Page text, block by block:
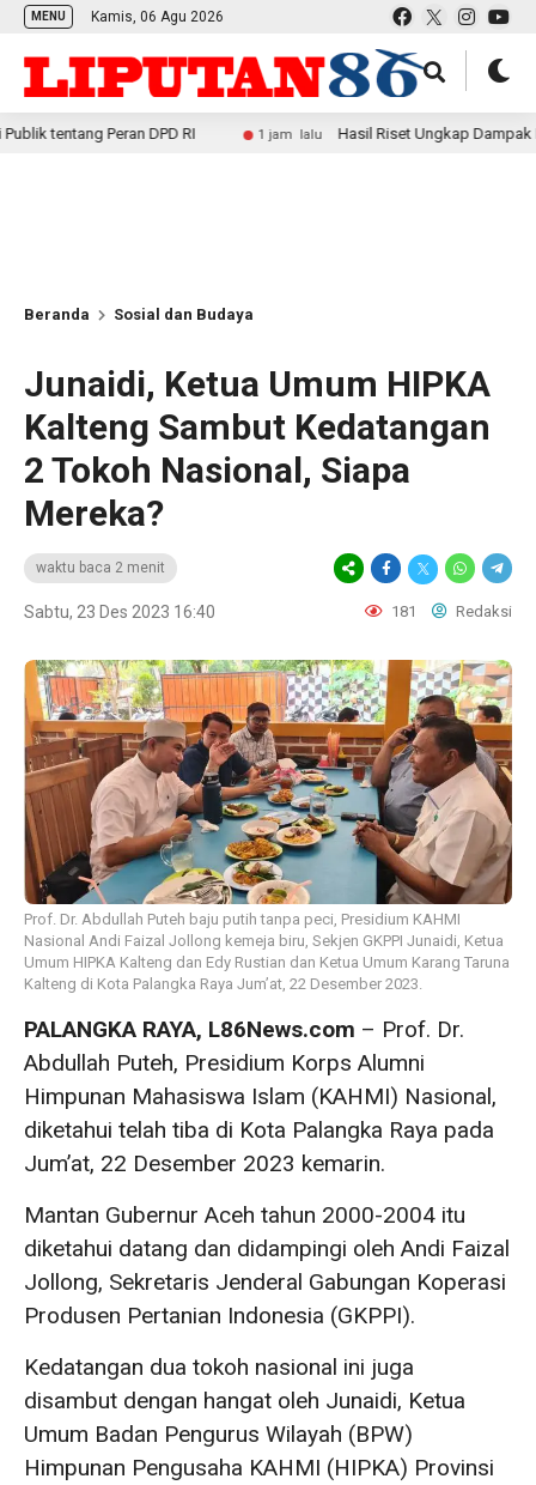
MENU Kamis, 06 Agu 2026
Peran DPD RI 1 jam lalu Hasil Riset Ungkap Dampak Positif
Beranda Sosial dan Budaya
Junaidi, Ketua Umum HIPKA
Kalteng Sambut Kedatangan
2 Tokoh Nasional, Siapa
Mereka?
waktu baca 2 menit
Sabtu, 23 Des 2023 16:40 181 Redaksi
Prof. Dr. Abdullah Puteh baju putih tanpa peci, Presidium KAHMI
Nasional Andi Faizal Jollong kemeja biru, Sekjen GKPPI Junaidi, Ketua
Umum HIPKA Kalteng dan Edy Rustian dan Ketua Umum Karang Taruna
Kalteng di Kota Palangka Raya Jum’at, 22 Desember 2023.
PALANGKA RAYA, L86News.com – Prof. Dr.
Abdullah Puteh, Presidium Korps Alumni
Himpunan Mahasiswa Islam (KAHMI) Nasional,
diketahui telah tiba di Kota Palangka Raya pada
Jum’at, 22 Desember 2023 kemarin.
Mantan Gubernur Aceh tahun 2000-2004 itu
diketahui datang dan didampingi oleh Andi Faizal
Jollong, Sekretaris Jenderal Gabungan Koperasi
Produsen Pertanian Indonesia (GKPPI).
Kedatangan dua tokoh nasional ini juga
disambut dengan hangat oleh Junaidi, Ketua
Umum Badan Pengurus Wilayah (BPW)
Himpunan Pengusaha KAHMI (HIPKA) Provinsi